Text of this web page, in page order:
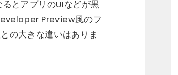
とアプリのUIなどが黒
Preview風のフ
の大きな違いはありま